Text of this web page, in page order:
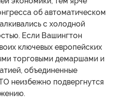
об автоматическом
с холодной
Если Вашингтон
ключевых европейских
торговыми демаршами и
объединенные
неизбежно подвергнутся